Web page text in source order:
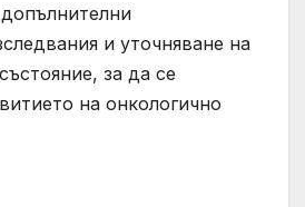
и уточняване на
за да се
на онкологично